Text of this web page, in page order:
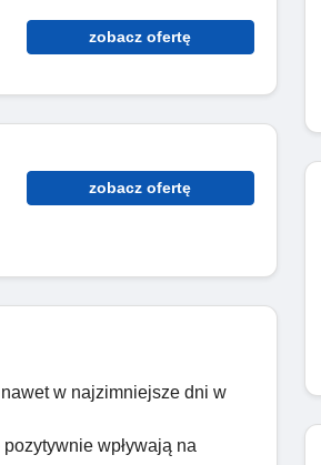
zobacz ofertę
zobacz ofertę
w najzimniejsze dni w
wpływają na